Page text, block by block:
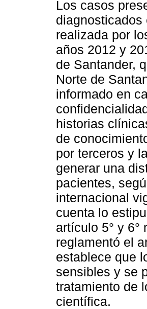
Los casos
realizada por
años 2012 y
de Santander,
Norte de
informado en
historias
de
por terceros y
generar una
pacientes,
internacional
cuenta lo
artículo 5° y
reglamentó el
establece que
sensibles y se
tratamiento de
científica.